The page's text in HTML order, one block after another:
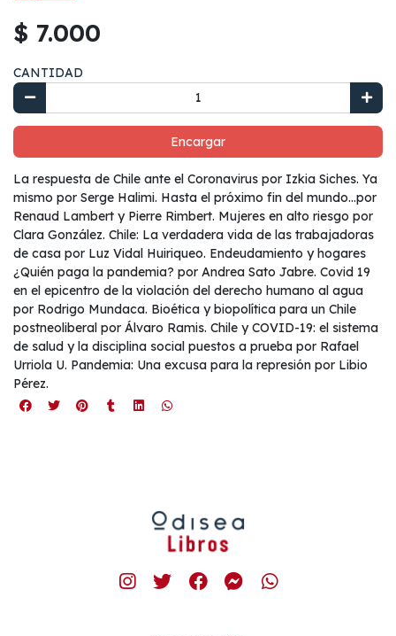
$ 7.000
CANTIDAD
Encargar
La respuesta de Chile ante el Coronavirus por Izkia Siches. Ya
mismo por Serge Halimi. Hasta el próximo fin del mundo…por
Renaud Lambert y Pierre Rimbert. Mujeres en alto riesgo por
Clara González. Chile: La verdadera vida de las trabajadoras
de casa por Luz Vidal Huiriqueo. Endeudamiento y hogares
¿Quién paga la pandemia? por Andrea Sato Jabre. Covid 19
en el epicentro de la violación del derecho humano al agua
por Rodrigo Mundaca. Bioética y biopolítica para un Chile
postneoliberal por Álvaro Ramis. Chile y COVID-19: el sistema
de salud y la disciplina social puestos a prueba por Rafael
Urriola U. Pandemia: Una excusa para la represión por Libio
Pérez.